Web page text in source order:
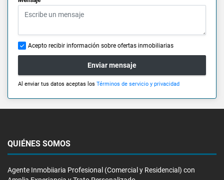
Acepto recibir información sobre ofertas inmobiliarias
Enviar mensaje
Al enviar tus datos aceptas los Términos de servicio y privacidad
QUIÉNES SOMOS
Agente Inmobiiaria Profesional (Comercial y Residencial) con